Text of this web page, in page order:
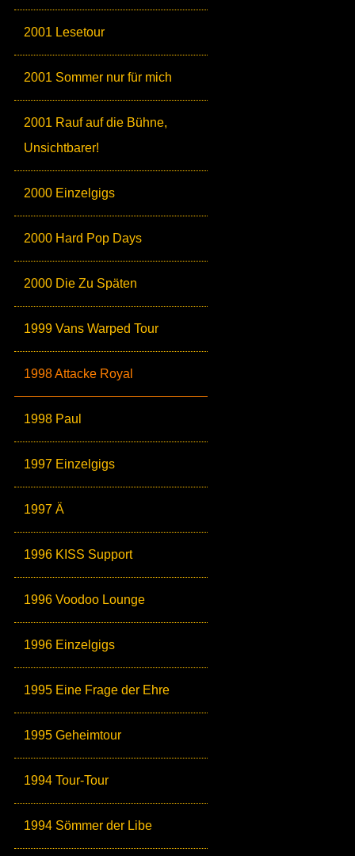
2001 Lesetour
2001 Sommer nur für mich
2001 Rauf auf die Bühne,
Unsichtbarer!
2000 Einzelgigs
2000 Hard Pop Days
2000 Die Zu Späten
1999 Vans Warped Tour
1998 Attacke Royal
1998 Paul
1997 Einzelgigs
1997 Ä
1996 KISS Support
1996 Voodoo Lounge
1996 Einzelgigs
1995 Eine Frage der Ehre
1995 Geheimtour
1994 Tour-Tour
1994 Sömmer der Libe